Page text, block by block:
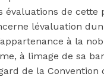
de
lévaluation
à la
à limage de sa
de la